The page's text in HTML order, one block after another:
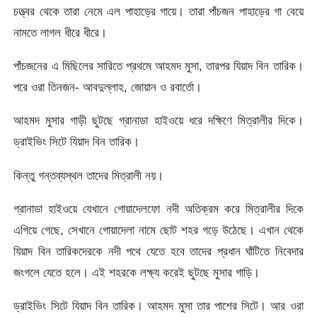
চত্ত্বর থেকে তারা নেমে এল পাহাড়ের গায়ে। তারা পাঁচজন পাহাড়ের গা বেয়ে
নামতে লাগল ধীরে ধীরে।
পাঁচজনের এ মিছিলের সারিতে প্রথমে আহমদ মুসা, তারপর যিয়াদ বিন তারিক।
পরে ওরা তিনজন- আবদুল্লাহ, জোয়ান ও রবার্তো।
আহমদ মুসার গাড়ী ছুটছে গ্রানাডা হাইওয়ে ধরে দক্ষিণে মিত্রালীর দিকে।
ড্রাইভিং সিটে যিয়াদ বিন তারিক।
কিন্তু গন্তব্যস্থল তাদের মিত্রালী নয়।
গ্রানাডা হাইওয়ে যেখানে গোয়াদেলফো নদী অতিক্রম করে মিত্রালীর দিকে
এগিয়ে গেছে, সেখানে গোয়াদেলা নামে ছোট শহর গড়ে উঠেছে। এখান থেকে
যিয়াদ বিন তারিকদেরকে নদী পথে যেতে হবে তাদের প্রধান ঘাঁটিতে নিবেদার
জংগলে যেতে হলে। এই শহরকে লক্ষ্য করেই ছুটছে মুসার গাড়ি।
ড্রাইভিং সিটে যিয়াদ বিন তারিক। আহমদ মুসা তার পাশের সিটে। আর ওরা